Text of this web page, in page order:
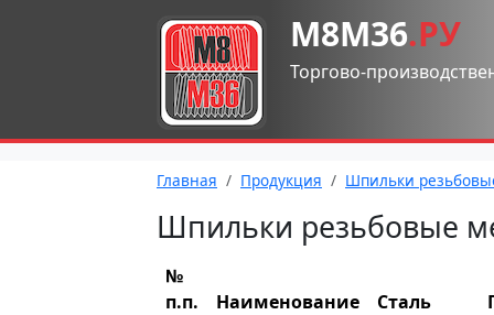
М8М36.РУ
Торгово-
Главная Продукция Шпильки
Шпильки резьбовые
№
п.п.
Наименование Сталь